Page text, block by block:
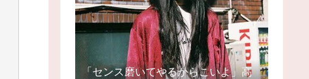
「センス磨いてやるからこいよ」高